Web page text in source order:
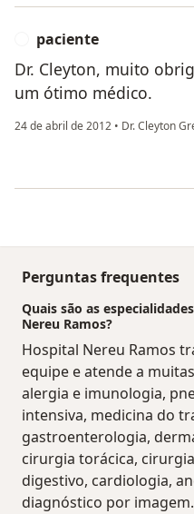
paciente
Dr. Cleyton, muito
um ótimo médico.
24 de abril de 2012 • Dr. Cleyton
Perguntas frequentes
Quais são as
Nereu Ramos?
Hospital Nereu Ramos
equipe e atende a
alergia e imunologia,
intensiva, medicina do
gastroenterologia,
cirurgia torácica,
digestivo, cardiologia,
diagnóstico por imagem.